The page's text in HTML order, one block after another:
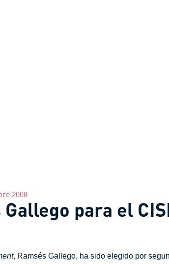
2008
Gallego para el
, Ramsés Gallego, ha sido elegido por